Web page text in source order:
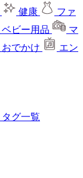
健康
ファ
ベビー用品
マ
おでかけ
エン
タグ一覧